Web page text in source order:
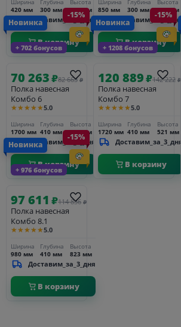
420 мм
300 мм
260 мм
Доставим_за_3_дня
В корзину
850 мм
300 мм
260 мм
Доставим_за_3_дня
В корзину
+ 702 бонусов
Новинка
-15%
70 263₽82 663 ₽
Полка навесная
Комбо 6
★★★★★5.0
Ширина
1700 мм
Глубина
410 мм
Высота
330 мм
Доставим_за_3_дня
В корзину
+ 1208 бонусов
Новинка
-15%
120 889₽142 222 ₽
Полка навесная
Комбо 7
★★★★★5.0
Ширина
1720 мм
Глубина
410 мм
Высота
521 мм
Доставим_за_3_дня
В корзину
+ 976 бонусов
Новинка
-15%
97 611 ₽114 836 ₽
Полка навесная
Комбо 8.1
★★★★★5.0
Ширина
980 мм
Глубина
410 мм
Высота
823 мм
Доставим_за_3_дня
В корзину